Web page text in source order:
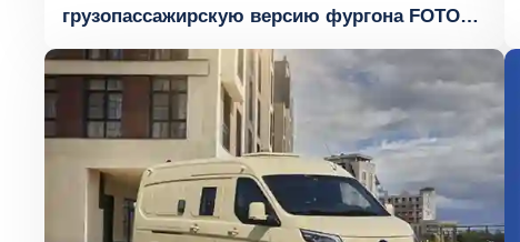
грузопассажирскую версию фургона FOTON
TOANO с компоновкой сидений 6+1